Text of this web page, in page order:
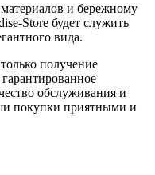
и бережному
Store будет служить
вида.
получение
обслуживания и
покупки приятными и